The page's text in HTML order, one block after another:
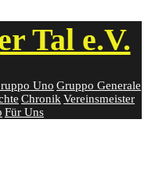
Tal e.V.
Uno Gruppo Generale
Chronik Vereinsmeister
Für Uns